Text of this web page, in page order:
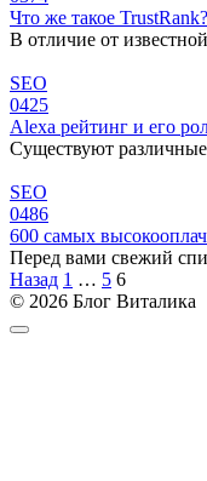
Что же такое TrustRank?
В отличие от
SEO
0425
Alexa рейтинг и его
Существуют различные
SEO
0486
600 самых
Перед вами свежий
Пагинация
записей
Назад 1 … 5 6
© 2026 Блог Виталика